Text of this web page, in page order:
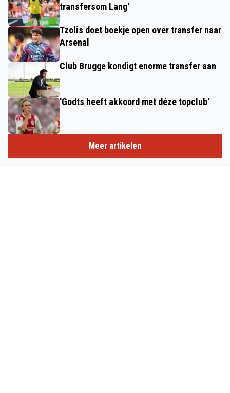
transfersom Lang'
Tzolis doet boekje open over transfer naar
Arsenal
Club Brugge kondigt enorme transfer aan
'Godts heeft akkoord met déze topclub'
Meer artikelen